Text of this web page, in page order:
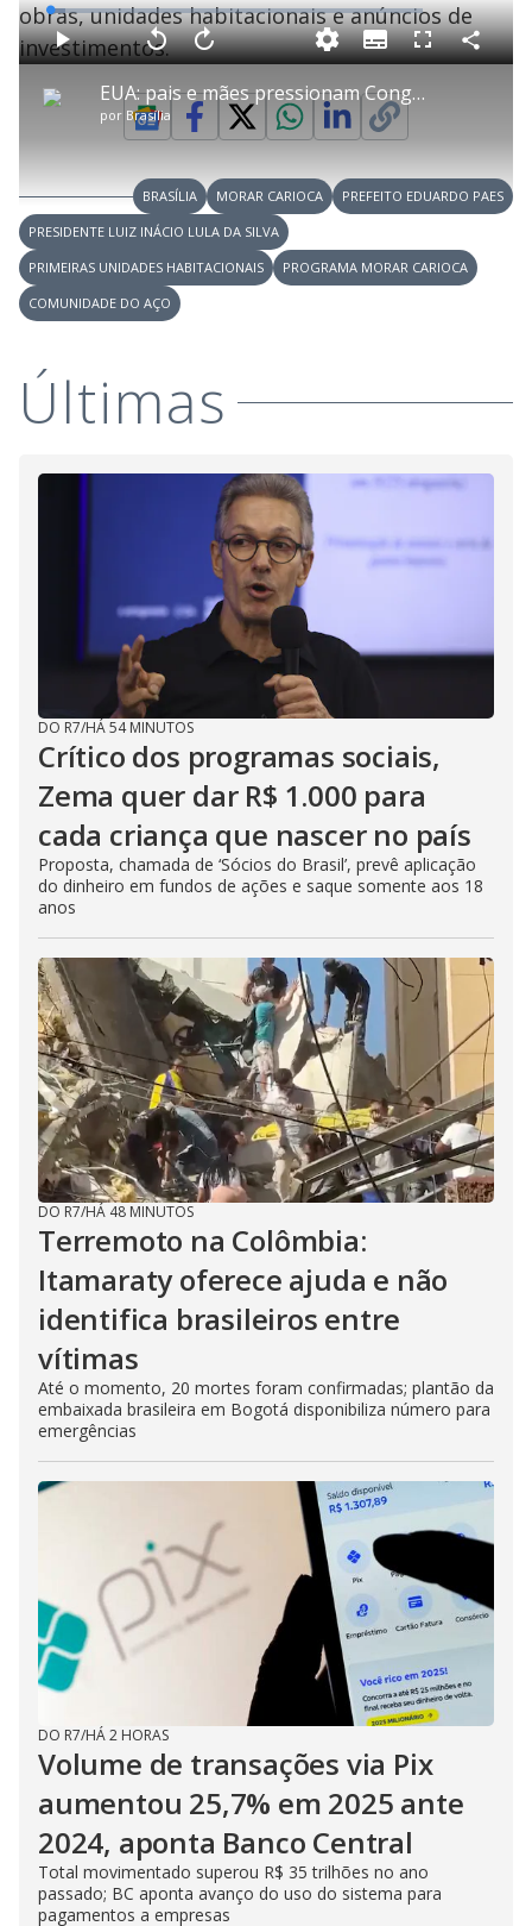
obras, unidades habitacionais e anúncios de
investimentos.
P
l
a
y
V
i
d
e
o
EUA: pais e mães pressionam Congresso para aprovar leis que protejam menores nas redes sociais
por Brasília
P V
t
a
r
1
0
g
u
n
o
s
A
n
ç
a
1
e
g
u
n
d
o
L
o
a
d
e
4
.
S
u
b
i
t
l
e
s
F
l
C
o
a
r
BRASÍLIA MORAR CARIOCA
PREFEITO EDUARDO PAES
PRESIDENTE LUIZ INÁCIO LULA DA SILVA
PRIMEIRAS UNIDADES HABITACIONAIS
PROGRAMA MORAR CARIOCA
COMUNIDADE DO AÇO
Últimas
DO R7/HÁ 54 MINUTOS
Crítico dos programas sociais,
Zema quer dar R$ 1.000 para
cada criança que nascer no país
Proposta, chamada de ‘Sócios do Brasil’, prevê aplicação
do dinheiro em fundos de ações e saque somente aos 18
anos
DO R7/HÁ 48 MINUTOS
Terremoto na Colômbia:
Itamaraty oferece ajuda e não
identifica brasileiros entre
vítimas
Até o momento, 20 mortes foram confirmadas; plantão da
embaixada brasileira em Bogotá disponibiliza número para
emergências
DO R7/HÁ 2 HORAS
Volume de transações via Pix
aumentou 25,7% em 2025 ante
2024, aponta Banco Central
Total movimentado superou R$ 35 trilhões no ano
passado; BC aponta avanço do uso do sistema para
pagamentos a empresas